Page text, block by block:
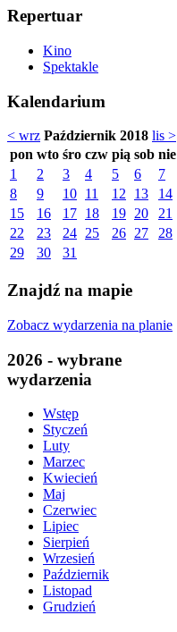
Repertuar
Kino
Spektakle
Kalendarium
< wrz Październik 2018 lis >
pon wto śro czw pią sob nie
1
2 3 4 5 6
7
8
9 10 11 12 13
14
15
16 17 18 19 20
21
22
23 24 25 26 27
28
29
30 31
Znajdź na mapie
Zobacz wydarzenia na planie
2026 - wybrane
wydarzenia
Wstęp
Styczeń
Luty
Marzec
Kwiecień
Maj
Czerwiec
Lipiec
Sierpień
Wrzesień
Październik
Listopad
Grudzień